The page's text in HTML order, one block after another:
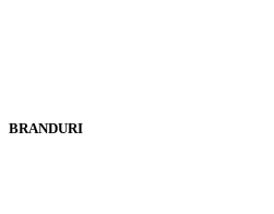
BRANDURI